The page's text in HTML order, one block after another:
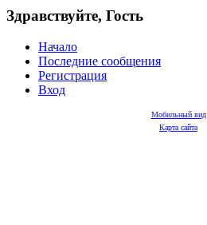
Здравствуйте, Гость
Начало
Последние сообщения
Регистрация
Вход
Мобильный вид
Карта сайта